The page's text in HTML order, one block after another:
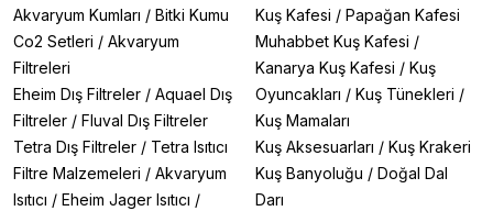
Akvaryum Kumları / Bitki Kumu
Co2 Setleri / Akvaryum
Filtreleri
Eheim Dış Filtreler / Aquael Dış
Filtreler / Fluval Dış Filtreler
Tetra Dış Filtreler / Tetra Isıtıcı
Filtre Malzemeleri / Akvaryum
Isıtıcı / Eheim Jager Isıtıcı /
Kuş Kafesi / Papağan Kafesi
Muhabbet Kuş Kafesi /
Kanarya Kuş Kafesi / Kuş
Oyuncakları / Kuş Tünekleri /
Kuş Mamaları
Kuş Aksesuarları / Kuş Krakeri
Kuş Banyoluğu / Doğal Dal
Darı